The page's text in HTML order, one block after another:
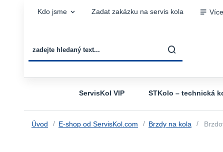
Kdo jsme Zadat zakázku na servis kola Více
ServisKol VIP STKolo – technická
Úvod E-shop od ServisKol.com Brzdy na kola